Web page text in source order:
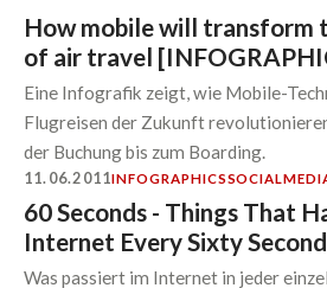
How mobile will transform
of air travel
Eine Infografik zeigt, wie Mobile-
Flugreisen der Zukunft
der Buchung bis zum Boarding.
11.06.2011INFOGRAPHICS
60 Seconds - Things That
Internet Every Sixty
Was passiert im Internet in jeder